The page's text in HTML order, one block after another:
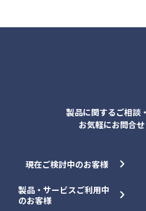
製品に関するご相談
お気軽にお問合せ
現在ご検討中のお客様
製品・サービスご利用中
のお客様